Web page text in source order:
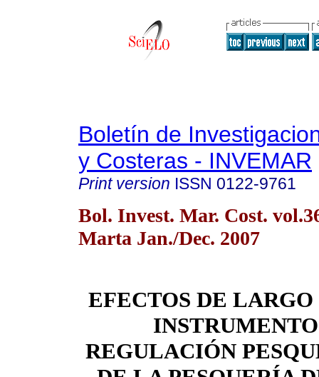
Boletín de
y Costeras - INVEMAR
Print version ISSN 0122-9761
Bol. Invest. Mar. Cost.
Marta Jan./Dec. 2007
EFECTOS DE
REGULACIÓN